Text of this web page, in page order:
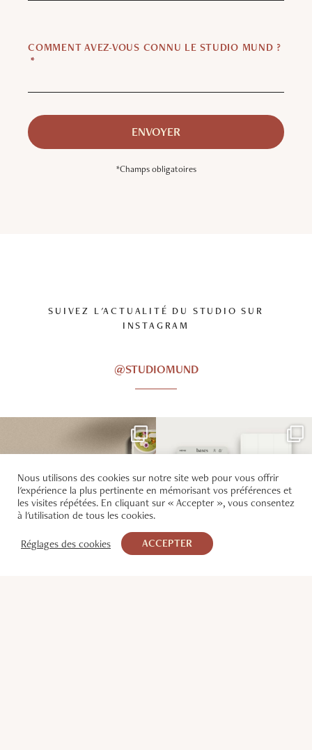
COMMENT AVEZ-VOUS CONNU LE STUDIO MUND ?
*
*Champs obligatoires
SUIVEZ L'ACTUALITÉ DU STUDIO SUR
INSTAGRAM
@STUDIOMUND
Nous utilisons des cookies sur notre site web pour vous offrir
l'expérience la plus pertinente en mémorisant vos préférences et
les visites répétées. En cliquant sur « Accepter », vous consentez
à l'utilisation de tous les cookies.
Réglages des cookies ACCEPTER